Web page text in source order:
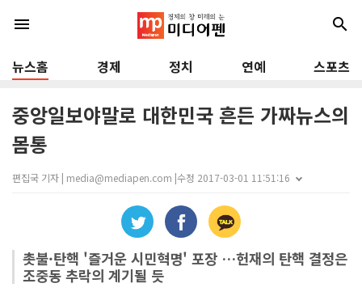
menu search
뉴스홈 경제 정치 연예 스포츠
중앙일보야말로 대한민국 흔든 가짜뉴스의
몸통
편집국 기자 | media@mediapen.com |수정 2017-03-01 11:51:16
촛불·탄핵 '즐거운 시민혁명' 포장 …헌재의 탄핵 결정은
조중동 추락의 계기될 듯